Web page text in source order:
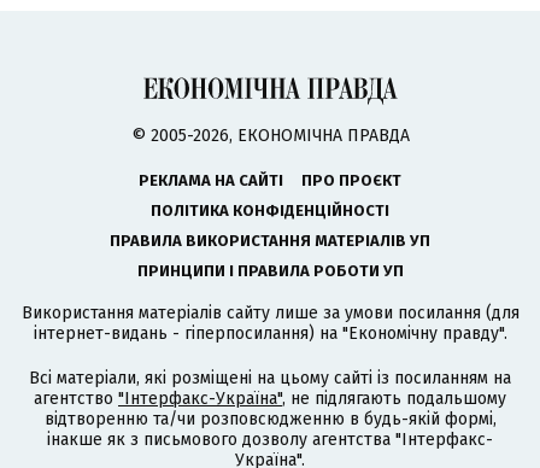
© 2005-2026, ЕКОНОМІЧНА ПРАВДА
РЕКЛАМА НА САЙТІ
ПРО ПРОЄКТ
ПОЛІТИКА КОНФІДЕНЦІЙНОСТІ
ПРАВИЛА ВИКОРИСТАННЯ МАТЕРІАЛІВ УП
ПРИНЦИПИ І ПРАВИЛА РОБОТИ УП
Використання матеріалів сайту лише за умови посилання (для
інтернет-видань - гіперпосилання) на "Економічну правду".
Всі матеріали, які розміщені на цьому сайті із посиланням на
агентство "Інтерфакс-Україна", не підлягають подальшому
відтворенню та/чи розповсюдженню в будь-якій формі,
інакше як з письмового дозволу агентства "Інтерфакс-
Україна".